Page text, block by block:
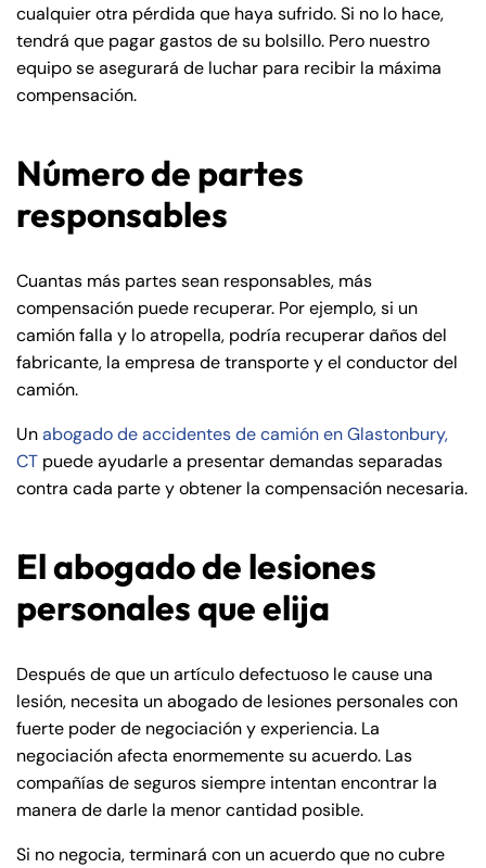
cualquier otra pérdida que haya sufrido. Si no lo hace,
tendrá que pagar gastos de su bolsillo. Pero nuestro
equipo se asegurará de luchar para recibir la máxima
compensación.
Número de partes
responsables
Cuantas más partes sean responsables, más
compensación puede recuperar. Por ejemplo, si un
camión falla y lo atropella, podría recuperar daños del
fabricante, la empresa de transporte y el conductor del
camión.
Unabogado de accidentes de camión en Glastonbury,
CT puede ayudarle a presentar demandas separadas
contra cada parte y obtener la compensación necesaria.
El abogado de lesiones
personales que elija
Después de que un artículo defectuoso le cause una
lesión, necesita un abogado de lesiones personales con
fuerte poder de negociación y experiencia. La
negociación afecta enormemente su acuerdo. Las
compañías de seguros siempre intentan encontrar la
manera de darle la menor cantidad posible.
Si no negocia, terminará con un acuerdo que no cubre